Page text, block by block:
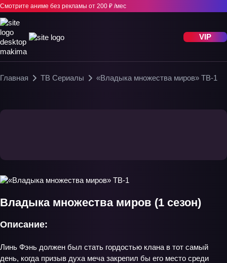
Смотрите аниме без рекламы от 200 ₽ /мес
VIP
Главная ТВ Сериалы «Владыка множества миров» ТВ-1
Владыка множества миров (1 сезон)
Описание:
Линь Фэнь должен был стать гордостью клана в тот самый
день, когда призыв духа меча закрепил бы его место среди